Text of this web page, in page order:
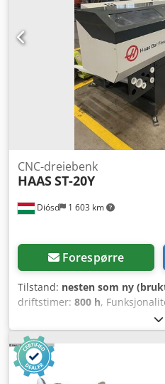
Diósd 1 603 km
CNC-dreiebenk
HAASST-20Y
Forespørre
Tilstand: nesten som ny
driftstimer: 800 h,
tverrsleiden:533 mm,
spindelboring:
,
o/min, Ny tilstand + verktøy +
Aqvsck